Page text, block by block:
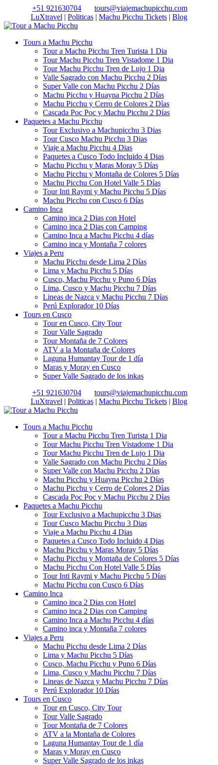
+51 921630704
tours@viajemachupicchu.com
LuXtravel | Politicas | Machu Picchu Tickets | Blog
Tours a Machu Picchu
Tour a Machu Picchu Tren Turista 1 Dia
Tour Machu Picchu Tren Vistadome 1 Dia
Tour Machu Picchu Tren de Lujo 1 Dia
Valle Sagrado con Machu Picchu 2 Días
Super Valle con Machu Picchu 2 Días
Machu Picchu y Huayna Picchu 2 Días
Machu Picchu y Cerro de Colores 2 Días
Cascada Poc Poc y Machu Picchu 2 Días
Paquetes a Machu Picchu
Tour Exclusivo a Machupicchu 3 Dias
Tour Cusco Machu Picchu 3 Dias
Viaje a Machu Picchu 4 Dias
Paquetes a Cusco Todo Incluido 4 Dias
Machu Picchu y Maras Moray 5 Días
Machu Picchu y Montaña de Colores 5 Días
Machu Picchu Con Hotel Valle 5 Días
Tour Inti Raymi y Machu Picchu 5 Días
Machu Picchu con Cusco 6 Días
Camino Inca
Camino inca 2 Dias con Hotel
Camino inca 2 Dias con Camping
Camino Inca a Machu Picchu 4 días
Camino inca y Montaña 7 colores
Viajes a Peru
Machu Picchu desde Lima 2 Días
Lima y Machu Picchu 5 Días
Cusco, Machu Picchu y Puno 6 Días
Lima, Cusco y Machu Picchu 7 Días
Lineas de Nazca y Machu Picchu 7 Días
Perú Explorador 10 Días
Tours en Cusco
Tour en Cusco, City Tour
Tour Valle Sagrado
Tour Montaña de 7 Colores
ATV a la Montaña de Colores
Laguna Humantay Tour de 1 día
Maras y Moray en Cusco
Super Valle Sagrado de los inkas
+51 921630704
tours@viajemachupicchu.com
LuXtravel | Politicas | Machu Picchu Tickets | Blog
Tours a Machu Picchu
Tour a Machu Picchu Tren Turista 1 Dia
Tour Machu Picchu Tren Vistadome 1 Dia
Tour Machu Picchu Tren de Lujo 1 Dia
Valle Sagrado con Machu Picchu 2 Días
Super Valle con Machu Picchu 2 Días
Machu Picchu y Huayna Picchu 2 Días
Machu Picchu y Cerro de Colores 2 Días
Cascada Poc Poc y Machu Picchu 2 Días
Paquetes a Machu Picchu
Tour Exclusivo a Machupicchu 3 Dias
Tour Cusco Machu Picchu 3 Dias
Viaje a Machu Picchu 4 Dias
Paquetes a Cusco Todo Incluido 4 Dias
Machu Picchu y Maras Moray 5 Días
Machu Picchu y Montaña de Colores 5 Días
Machu Picchu Con Hotel Valle 5 Días
Tour Inti Raymi y Machu Picchu 5 Días
Machu Picchu con Cusco 6 Días
Camino Inca
Camino inca 2 Dias con Hotel
Camino inca 2 Dias con Camping
Camino Inca a Machu Picchu 4 días
Camino inca y Montaña 7 colores
Viajes a Peru
Machu Picchu desde Lima 2 Días
Lima y Machu Picchu 5 Días
Cusco, Machu Picchu y Puno 6 Días
Lima, Cusco y Machu Picchu 7 Días
Lineas de Nazca y Machu Picchu 7 Días
Perú Explorador 10 Días
Tours en Cusco
Tour en Cusco, City Tour
Tour Valle Sagrado
Tour Montaña de 7 Colores
ATV a la Montaña de Colores
Laguna Humantay Tour de 1 día
Maras y Moray en Cusco
Super Valle Sagrado de los inkas